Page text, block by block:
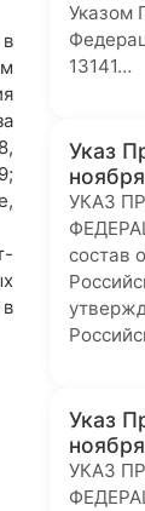
Указом
13141…
Указ
УКАЗ
состав
Указ
УКАЗ